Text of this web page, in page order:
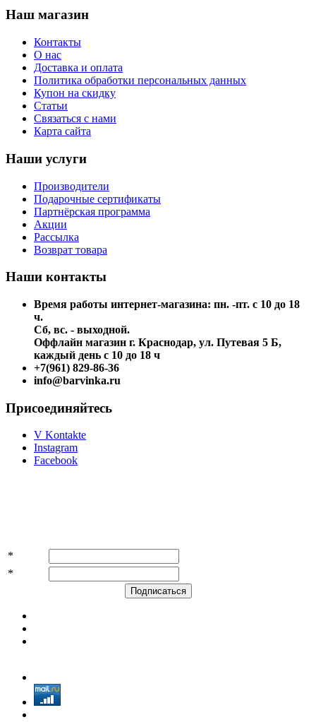
Наш магазин
Контакты
О нас
Доставка и оплата
Политика обработки персональных данных
Купон на скидку
Статьи
Связаться с нами
Карта сайта
Наши услуги
Производители
Подарочные сертификаты
Партнёрская программа
Акции
Рассылка
Возврат товара
Наши контакты
Время работы интернет-магазина: пн. -пт. с 10 до 18
ч.
Сб, вс. - выходной.
Оффлайн магазин г. Краснодар, ул. Путевая 5 Б,
каждый день с 10 до 18 ч
+7(961) 829-86-36
info@barvinka.ru
Присоединяйтесь
V Kontakte
Instagram
Facebook
*
*